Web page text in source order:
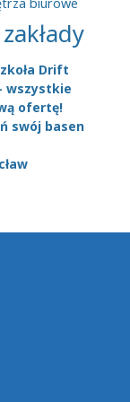
zakłady
Drift
wszystkie
ofertę!
swój basen